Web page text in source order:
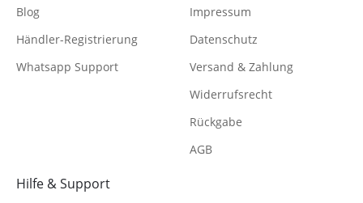
Hilfe & Support
Blog
Händler-Registrierung
Whatsapp Support
Impressum
Datenschutz
Versand & Zahlung
Widerrufsrecht
Rückgabe
AGB